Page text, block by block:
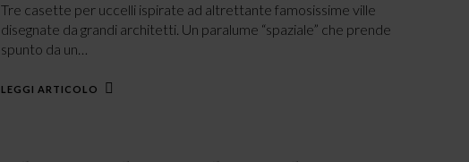
Tre casette per uccelli ispirate ad altrettante famosissime ville
disegnate da grandi architetti. Un paralume “spaziale” che prende
spunto da un…
LEGGI ARTICOLO